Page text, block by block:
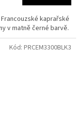
kaprařské
v matně černé barvě.
Kód: PRCEM3300BLK3